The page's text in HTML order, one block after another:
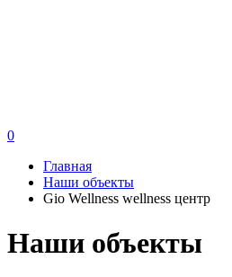
0
Главная
Наши объекты
Gio Wellness wellness центр
Наши объекты